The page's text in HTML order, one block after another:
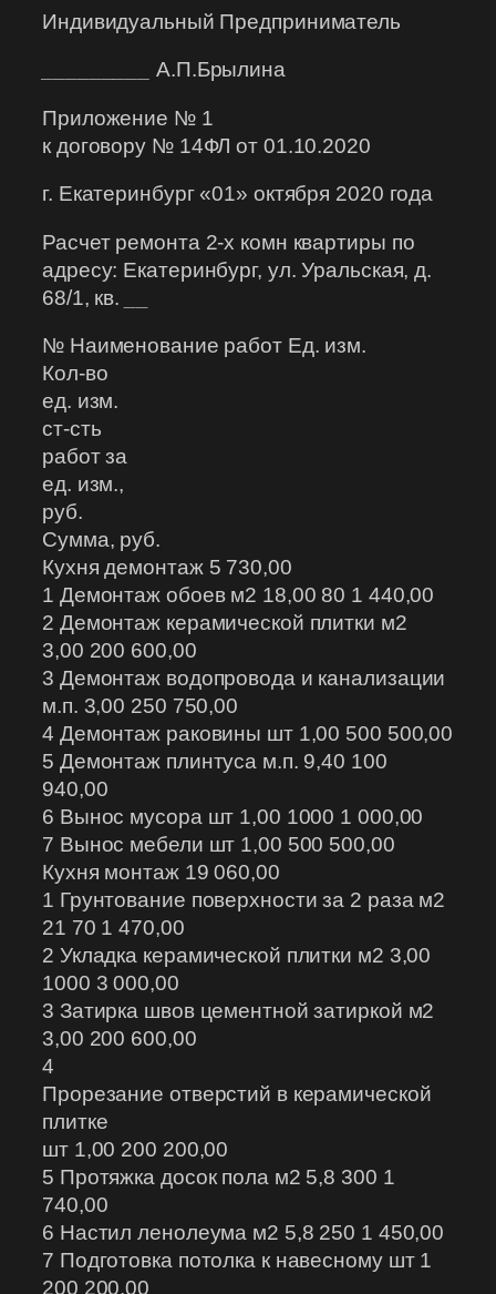
Индивидуальный Предприниматель
А.П.Брылина
Приложение № 1
к договору № 14ФЛ от 01.10.2020
г. Екатеринбург «01» октября 2020 года
Расчет ремонта 2-х комн квартиры по
адресу: Екатеринбург, ул. Уральская, д.
68/1, кв.
№ Наименование работ Ед. изм.
Кол-во
ед. изм.
ст-сть
работ за
ед. изм.,
руб.
Сумма, руб.
Кухня демонтаж 5 730,00
1 Демонтаж обоев м2 18,00 80 1 440,00
2 Демонтаж керамической плитки м2
3,00 200 600,00
3 Демонтаж водопровода и канализации
м.п. 3,00 250 750,00
4 Демонтаж раковины шт 1,00 500 500,00
5 Демонтаж плинтуса м.п. 9,40 100
940,00
6 Вынос мусора шт 1,00 1000 1 000,00
7 Вынос мебели шт 1,00 500 500,00
Кухня монтаж 19 060,00
1 Грунтование поверхности за 2 раза м2
21 70 1 470,00
2 Укладка керамической плитки м2 3,00
1000 3 000,00
3 Затирка швов цементной затиркой м2
3,00 200 600,00
4
Прорезание отверстий в керамической
плитке
шт 1,00 200 200,00
5 Протяжка досок пола м2 5,8 300 1
740,00
6 Настил ленолеума м2 5,8 250 1 450,00
7 Подготовка потолка к навесному шт 1
200 200,00